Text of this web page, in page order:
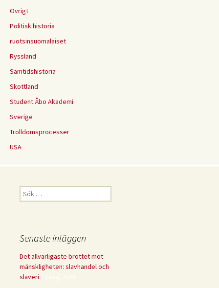
Övrigt
Politisk historia
ruotsinsuomalaiset
Ryssland
Samtidshistoria
Skottland
Student Åbo Akademi
Sverige
Trolldomsprocesser
USA
Sök
efter:
Senaste inläggen
Det allvarligaste brottet mot
mänskligheten: slavhandel och
slaveri 13 maj, 2026